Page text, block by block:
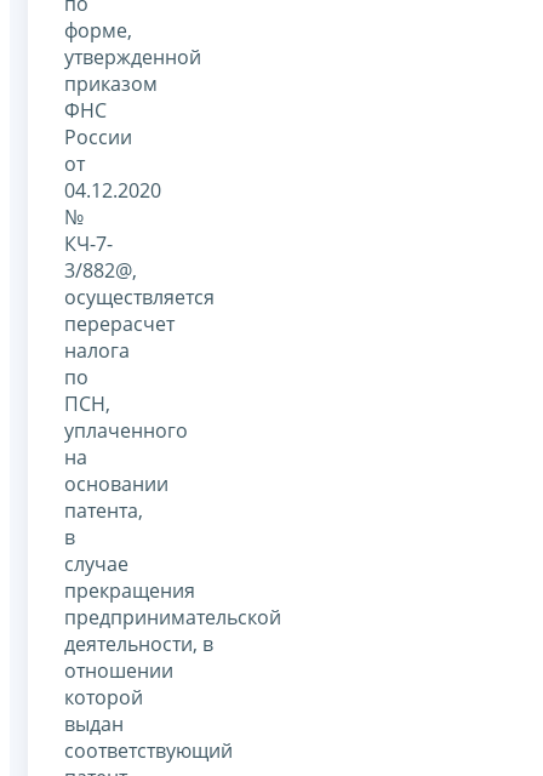
форме,
утвержденной
приказом
ФНС
России
от
04.12.2020
№
КЧ-7-
3/882@,
осуществляется
перерасчет
налога
по
ПСН,
уплаченного
на
основании
патента,
в
случае
прекращения
предпринимательской
деятельности, в
отношении
которой
выдан
соответствующий